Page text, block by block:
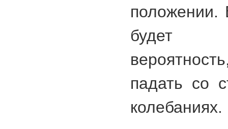
положении.
будет
падать со
колебаниях.